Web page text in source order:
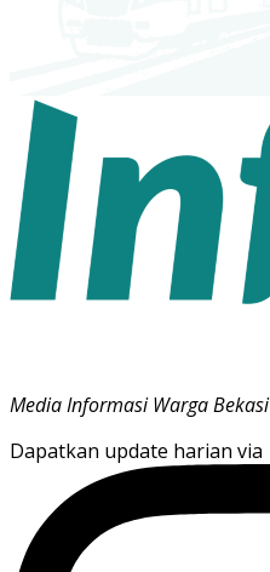
Media Informasi Warga Bekasi
Dapatkan update harian via